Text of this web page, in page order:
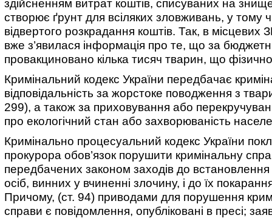
здійсненням витрат коштів, списуваних на
створює ґрунт для всіляких зловживань, у тому
відвертого розкрадання коштів. Так, в місцевих
вже з’явилася інформація про те, що за
провакциновано кілька тисяч тварин, що
Кримінальний кодекс України передбачає
відповідальність за жорстоке поводження з
299), а також за приховування або
про екологічний стан або захворюваність
Кримінально процесуальний кодекс України
прокурора обов’язок порушити кримінальну
передбачених законом заходів до встановлення
осіб, винних у вчиненні злочину, і до їх
Причому, (ст. 94) приводами для порушення
справи є повідомлення, опубліковані в пресі;